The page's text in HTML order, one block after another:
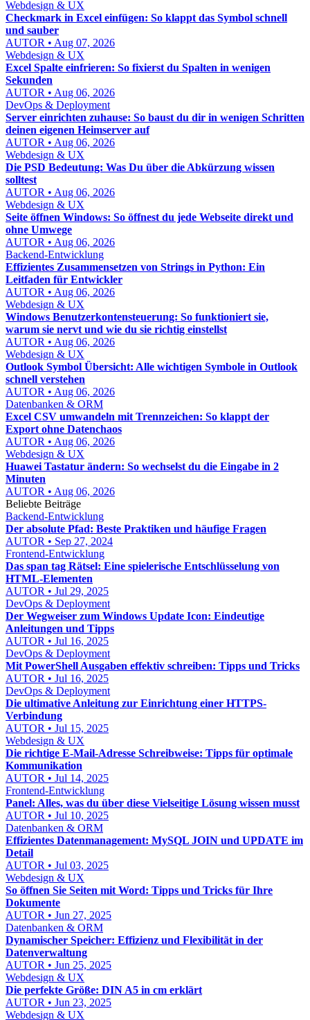
Webdesign & UX
Checkmark in Excel einfügen: So klappt das Symbol schnell
und sauber
AUTOR • Aug 07, 2026
Webdesign & UX
Excel Spalte einfrieren: So fixierst du Spalten in wenigen
Sekunden
AUTOR • Aug 06, 2026
DevOps & Deployment
Server einrichten zuhause: So baust du dir in wenigen Schritten
deinen eigenen Heimserver auf
AUTOR • Aug 06, 2026
Webdesign & UX
Die PSD Bedeutung: Was Du über die Abkürzung wissen
solltest
AUTOR • Aug 06, 2026
Webdesign & UX
Seite öffnen Windows: So öffnest du jede Webseite direkt und
ohne Umwege
AUTOR • Aug 06, 2026
Backend-Entwicklung
Effizientes Zusammensetzen von Strings in Python: Ein
Leitfaden für Entwickler
AUTOR • Aug 06, 2026
Webdesign & UX
Windows Benutzerkontensteuerung: So funktioniert sie,
warum sie nervt und wie du sie richtig einstellst
AUTOR • Aug 06, 2026
Webdesign & UX
Outlook Symbol Übersicht: Alle wichtigen Symbole in Outlook
schnell verstehen
AUTOR • Aug 06, 2026
Datenbanken & ORM
Excel CSV umwandeln mit Trennzeichen: So klappt der
Export ohne Datenchaos
AUTOR • Aug 06, 2026
Webdesign & UX
Huawei Tastatur ändern: So wechselst du die Eingabe in 2
Minuten
AUTOR • Aug 06, 2026
Beliebte Beiträge
Backend-Entwicklung
Der absolute Pfad: Beste Praktiken und häufige Fragen
AUTOR • Sep 27, 2024
Frontend-Entwicklung
Das span tag Rätsel: Eine spielerische Entschlüsselung von
HTML-Elementen
AUTOR • Jul 29, 2025
DevOps & Deployment
Der Wegweiser zum Windows Update Icon: Eindeutige
Anleitungen und Tipps
AUTOR • Jul 16, 2025
DevOps & Deployment
Mit PowerShell Ausgaben effektiv schreiben: Tipps und Tricks
AUTOR • Jul 16, 2025
DevOps & Deployment
Die ultimative Anleitung zur Einrichtung einer HTTPS-
Verbindung
AUTOR • Jul 15, 2025
Webdesign & UX
Die richtige E-Mail-Adresse Schreibweise: Tipps für optimale
Kommunikation
AUTOR • Jul 14, 2025
Frontend-Entwicklung
Panel: Alles, was du über diese Vielseitige Lösung wissen musst
AUTOR • Jul 10, 2025
Datenbanken & ORM
Effizientes Datenmanagement: MySQL JOIN und UPDATE im
Detail
AUTOR • Jul 03, 2025
Webdesign & UX
So öffnen Sie Seiten mit Word: Tipps und Tricks für Ihre
Dokumente
AUTOR • Jun 27, 2025
Datenbanken & ORM
Dynamischer Speicher: Effizienz und Flexibilität in der
Datenverwaltung
AUTOR • Jun 25, 2025
Webdesign & UX
Die perfekte Größe: DIN A5 in cm erklärt
AUTOR • Jun 23, 2025
Webdesign & UX